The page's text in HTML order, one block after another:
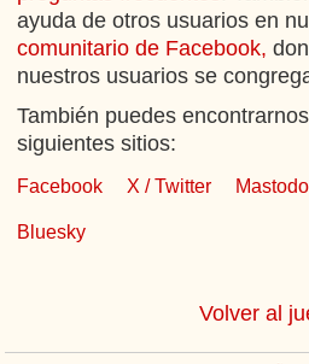
ayuda de otros usuarios en
comunitario de Facebook,
nuestros usuarios se
También puedes
siguientes sitios:
Facebook X / Twitter
Bluesky
Volver al